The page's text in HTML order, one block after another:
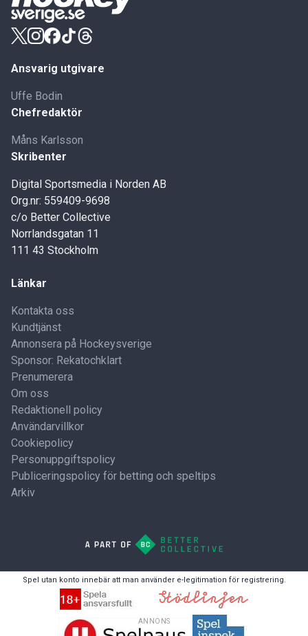
ANNONS
Ansvarig utgivare
Uffe Bodin
Chefredaktör
Måns Karlsson
Skribenter
Digital Sportsmedia i Norden AB
Org.nr: 559409-9698
c/o Better Collective
Norrlandsgatan 11
111 43 Stockholm
Länkar
Kontakta oss
Kundtjänst
Annonsera på Hockeysverige
Sponsor: Rekatochklart
Prenumerera
Om oss
Redaktionell policy
Användarvillkor
Cookiepolicy
Personuppgiftspolicy
Publiceringspolicy för betting och speltips
Arkiv
Spel utan konto innebär att man använder e-legitimation för registrering.